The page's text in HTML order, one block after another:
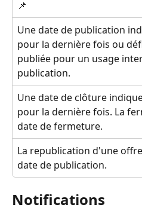
📌
Une date de publication
pour la dernière fois ou
publiée pour un usage
publication.
Une date de clôture
pour la dernière fois. La
date de fermeture.
La republication d'une
date de publication.
Notifications